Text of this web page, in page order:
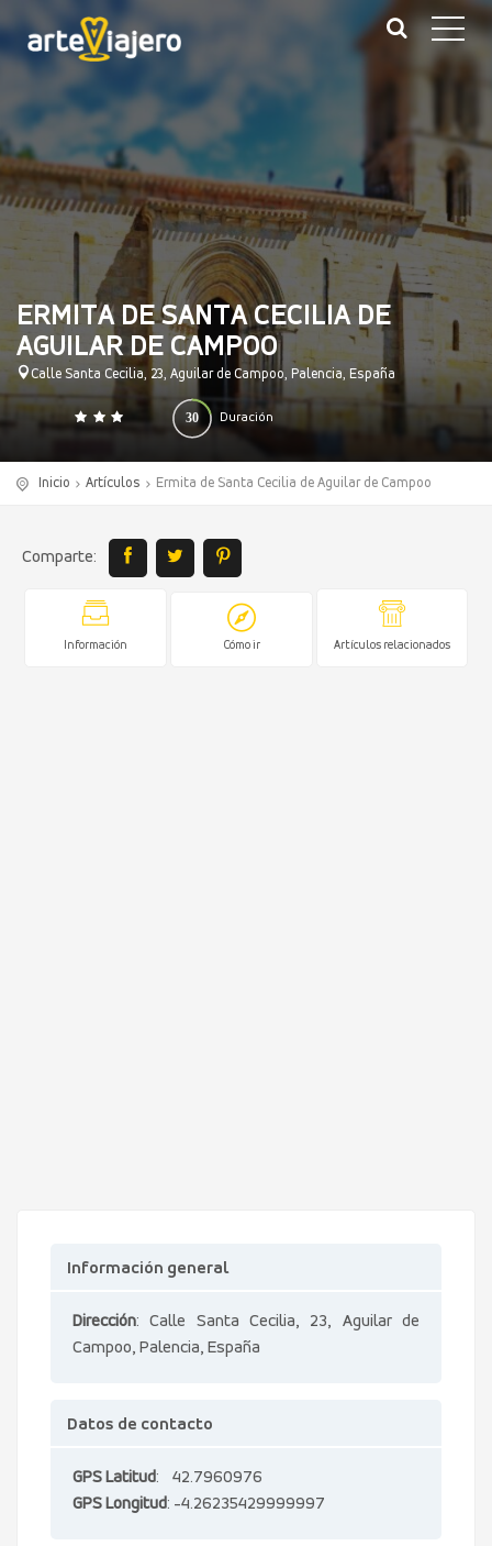
ERMITA DE SANTA CECILIA DE
AGUILAR DE CAMPOO
Calle Santa Cecilia, 23, Aguilar de Campoo, Palencia, España
Duración
30
0 140
Inicio Artículos Ermita de Santa Cecilia de Aguilar de Campoo
Comparte:
Información Cómo ir Artículos relacionados
Información general
Dirección: Calle Santa Cecilia, 23, Aguilar de
Campoo, Palencia, España
Datos de contacto
GPS Latitud: 42.7960976
GPS Longitud: -4.26235429999997